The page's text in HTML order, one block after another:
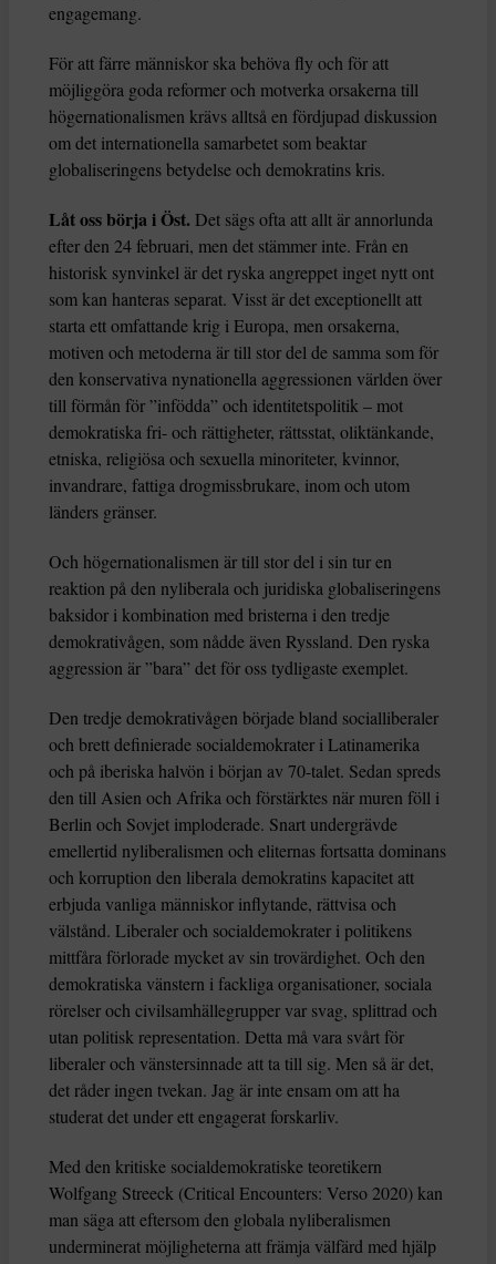
engagemang.
För att färre människor ska behöva fly och för att
möjliggöra goda reformer och motverka orsakerna till
högernationalismen krävs alltså en fördjupad diskussion
om det internationella samarbetet som beaktar
globaliseringens betydelse och demokratins kris.
Låt oss börja i Öst. Det sägs ofta att allt är annorlunda
efter den 24 februari, men det stämmer inte. Från en
historisk synvinkel är det ryska angreppet inget nytt ont
som kan hanteras separat. Visst är det exceptionellt att
starta ett omfattande krig i Europa, men orsakerna,
motiven och metoderna är till stor del de samma som för
den konservativa nynationella aggressionen världen över
till förmån för ”infödda” och identitetspolitik – mot
demokratiska fri- och rättigheter, rättsstat, oliktänkande,
etniska, religiösa och sexuella minoriteter, kvinnor,
invandrare, fattiga drogmissbrukare, inom och utom
länders gränser.
Och högernationalismen är till stor del i sin tur en
reaktion på den nyliberala och juridiska globaliseringens
baksidor i kombination med bristerna i den tredje
demokrativågen, som nådde även Ryssland. Den ryska
aggression är ”bara” det för oss tydligaste exemplet.
Den tredje demokrativågen började bland socialliberaler
och brett definierade socialdemokrater i Latinamerika
och på iberiska halvön i början av 70-talet. Sedan spreds
den till Asien och Afrika och förstärktes när muren föll i
Berlin och Sovjet imploderade. Snart undergrävde
emellertid nyliberalismen och eliternas fortsatta dominans
och korruption den liberala demokratins kapacitet att
erbjuda vanliga människor inflytande, rättvisa och
välstånd. Liberaler och socialdemokrater i politikens
mittfåra förlorade mycket av sin trovärdighet. Och den
demokratiska vänstern i fackliga organisationer, sociala
rörelser och civilsamhällegrupper var svag, splittrad och
utan politisk representation. Detta må vara svårt för
liberaler och vänstersinnade att ta till sig. Men så är det,
det råder ingen tvekan. Jag är inte ensam om att ha
studerat det under ett engagerat forskarliv.
Med den kritiske socialdemokratiske teoretikern
Wolfgang Streeck (Critical Encounters: Verso 2020) kan
man säga att eftersom den globala nyliberalismen
underminerat möjligheterna att främja välfärd med hjälp